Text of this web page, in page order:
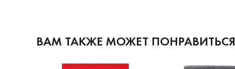
ВАМ ТАКЖЕ МОЖЕТ ПОНРАВИТЬСЯ